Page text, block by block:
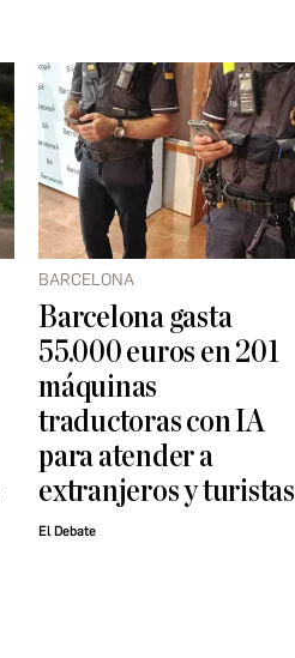
BARCELONA
Barcelona gasta
55.000 euros en 201
máquinas
traductoras con IA
para atender a
extranjeros y turistas
El Debate